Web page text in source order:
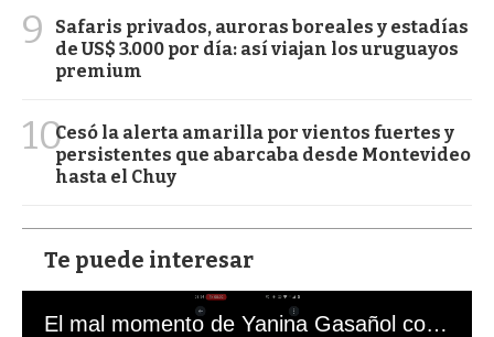
9
Safaris privados, auroras boreales y estadías
de US$ 3.000 por día: así viajan los uruguayos
premium
10Cesó la alerta amarilla por vientos fuertes y
persistentes que abarcaba desde Montevideo
hasta el Chuy
Te puede interesar
El mal momento de Yanina Gasañol con un hincha argentino en "Subrayado"